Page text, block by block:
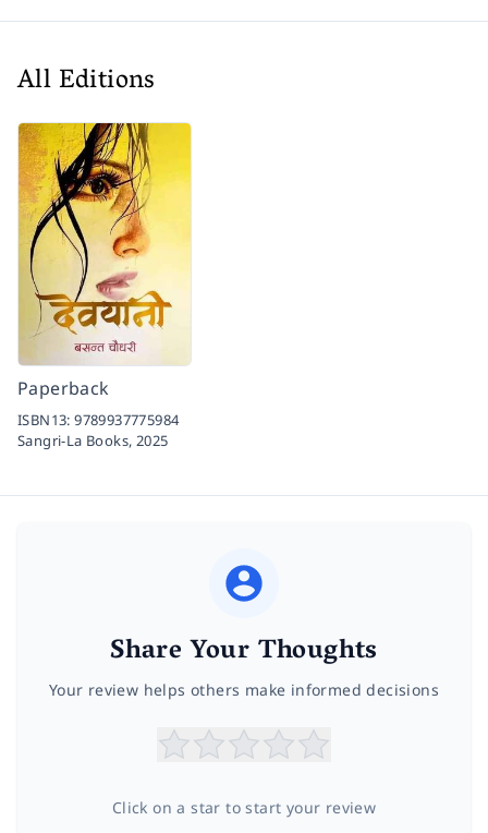
All Editions
Paperback
ISBN13:9789937775984
Sangri-La Books, 2025
Share Your Thoughts
Your review helps others make informed decisions
Click on a star to start your review